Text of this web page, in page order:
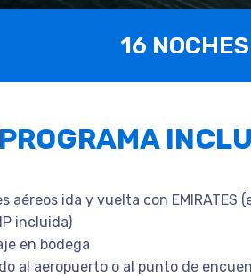
16 NOCHES
aéreos ida y vuelta con EMIRATES
incluida)
en bodega
al aeropuerto o al punto de